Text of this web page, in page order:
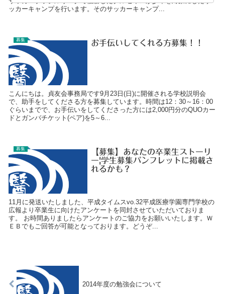
ッカーキャンプを行います。そのサッカーキャンプ...
募集 お手伝いしてくれる方募集！！
こんにちは。貞友会事務局です9月23日(日)に開催される学校説明会
で、助手をしてくださる方を募集しています。時間は12：30～16：00
ぐらいまでで、お手伝いをしてくださった方には2,000円分のQUOカー
ドとガンバチケット(ペア)を5～6...
募集
【募集】あなたの卒業生ストーリ
ー|学生募集パンフレットに掲載さ
れるかも？
11月に発送いたしました、平成タイムスvo.32平成医療学園専門学校の
広報より卒業生に向けたアンケートを同封させていただいておりま
す。 お時間ありましたらアンケートのご協力をお願いいたします。Ｗ
ＥＢでもご回答が可能となっております。どうぞ...
2014年度の勉強会について